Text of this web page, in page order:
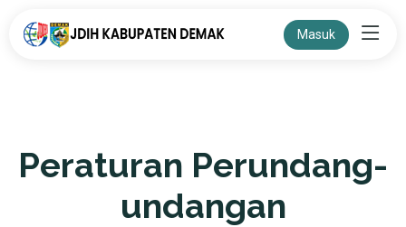
Masuk
Peraturan Perundang-
undangan